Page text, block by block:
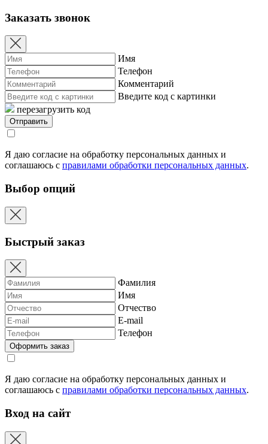
Заказать звонок
Имя
Телефон
Комментарий
Введите код с картинки
перезагрузить код
Я даю согласие на обработку персональных данных и
соглашаюсь с правилами обработки персональных данных.
Выбор опций
Быстрый заказ
Фамилия
Имя
Отчество
E-mail
Телефон
Я даю согласие на обработку персональных данных и
соглашаюсь с правилами обработки персональных данных.
Вход на сайт